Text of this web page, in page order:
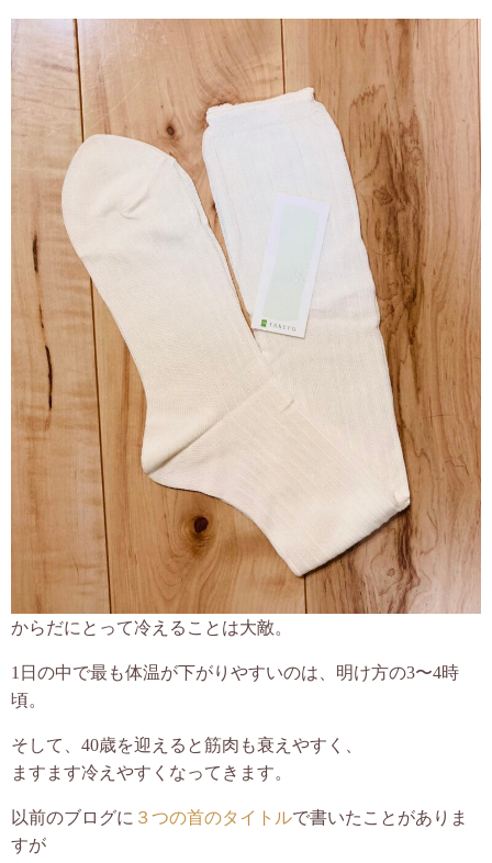
お問合せ
からだにとって冷えることは大敵。
1日の中で最も体温が下がりやすいのは、明け方の3〜4時
頃。
そして、40歳を迎えると筋肉も衰えやすく、
ますます冷えやすくなってきます。
以前のブログに ３つの首のタイトルで書いたことがありま
すが